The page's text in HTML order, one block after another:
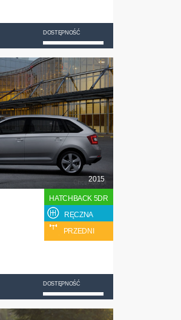
DOSTĘPNOŚĆ
2015
HATCHBACK 5DR
RĘCZNA
PRZEDNI
DOSTĘPNOŚĆ